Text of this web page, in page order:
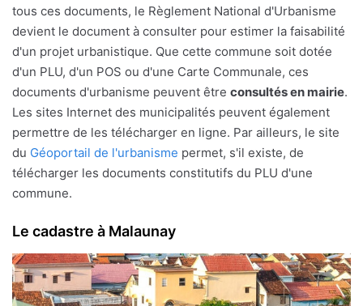
tous ces documents, le Règlement National d'Urbanisme
devient le document à consulter pour estimer la faisabilité
d'un projet urbanistique. Que cette commune soit dotée
d'un PLU, d'un POS ou d'une Carte Communale, ces
documents d'urbanisme peuvent être consultés en mairie.
Les sites Internet des municipalités peuvent également
permettre de les télécharger en ligne. Par ailleurs, le site
du Géoportail de l'urbanisme permet, s'il existe, de
télécharger les documents constitutifs du PLU d'une
commune.
Le cadastre à Malaunay